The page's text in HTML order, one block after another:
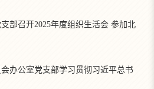
召开2025年度组织生活会 参加北
办公室党支部学习贯彻习近平总书